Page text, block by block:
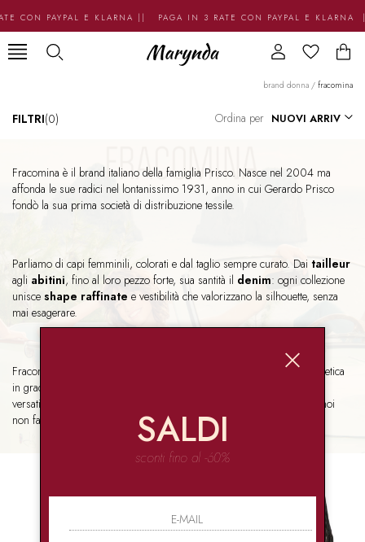
CON PAYPAL E KLARNA || PAGA IN 3 RATE CON PAYPAL E
brand donna / fracomina
FILTRI(0) Ordina per
Fracomina è il brand italiano della famiglia Prisco. Nasce nel 2004 ma
affonda le sue radici nel lontanissimo 1931, anno in cui Gerardo Prisco
fondò la sua prima società di distribuzione tessile.
Parliamo di capi femminili, colorati e dal taglio sempre curato. Dai tailleur
agli abitini, fino al loro pezzo forte, sua santità il denim: ogni collezione
unisce shape raffinate e vestibilità che valorizzano la silhouette, senza
mai esagerare.
Fracomina punta tutto sull’equilibrio: ottima qualità-prezzo ed estetica
in grado di unire italianità e influenze internazionali. Il risultato? Look
versatili adatti a qualsiasi momento della giornata. Che dire, secondo noi
non fa una piega.
SALDI
sconti fino al -60%